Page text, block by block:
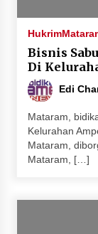
Hukrim
Bisnis
Di
Edi
Mataram,
Kelurahan
Mataram,
Mataram, […]